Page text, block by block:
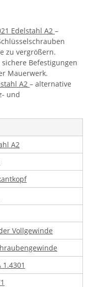
Edelstahl A2 –
zu vergrößern.
Befestigungen
Mauerwerk.
A2 – alternative
und
A2
Vollgewinde
1.4301